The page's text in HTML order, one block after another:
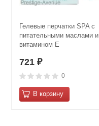
Гелевые перчатки SPA с
питательными маслами и
витамином Е
721 ₽
0
В корзину